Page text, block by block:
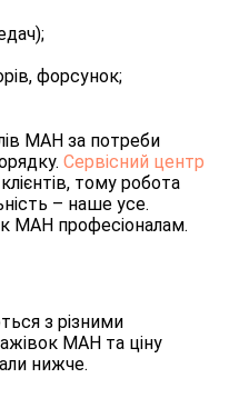
форсунок;
МАН за потреби
Сервісний центр
клієнтів, тому робота
– наше усе.
МАН професіоналам.
з різними
МАН та ціну
нижче.